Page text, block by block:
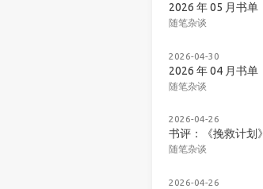
2026 年 05 月书单
随笔杂谈
2026-04-30
2026 年 04 月书单
随笔杂谈
2026-04-26
书评：《挽救计划》
随笔杂谈
2026-04-26